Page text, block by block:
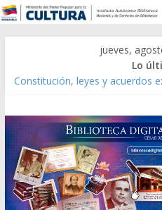
jueves,
Lo
Constitución, leyes y acuerdos
Modesta Bor Sánchez [material
Gaceta Oficial de la República
Caracas 09 de marzo de 2006
Catálogo temático de obras de